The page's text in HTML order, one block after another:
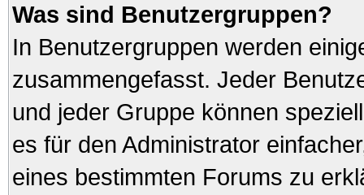
Was sind Benutzergruppen?
In Benutzergruppen werden
zusammengefasst. Jeder
und jeder Gruppe können
es für den Administrator
eines bestimmten Forums zu